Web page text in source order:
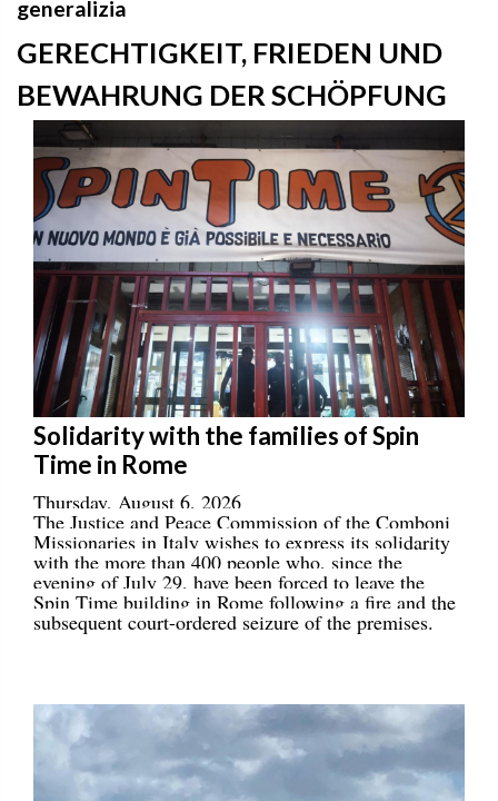
generalizia
GERECHTIGKEIT, FRIEDEN UND
BEWAHRUNG DER SCHÖPFUNG
Solidarity with the families of Spin
Time in Rome
Thursday, August 6, 2026
The Justice and Peace Commission of the Comboni
Missionaries in Italy wishes to express its solidarity
with the more than 400 people who, since the
evening of July 29, have been forced to leave the
Spin Time building in Rome following a fire and the
subsequent court-ordered seizure of the premises.